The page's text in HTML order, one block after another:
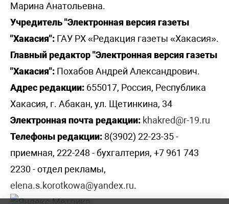
Марина Анатольевна.
Учредитель "Электронная версия газеты
"Хакасия": ГАУ РХ «Редакция газеты «Хакасия».
Главный редактор "Электронная версия газеты
"Хакасия": Похабов Андрей Александрович.
Адрес редакции: 655017, Россия, Республика
Хакасия, г. Абакан, ул. Щетинкина, 34
Электронная почта редакции: khakred@r-19.ru
Телефоны редакции: 8(3902) 22-23-35 -
приемная, 222-248 - бухгалтерия, +7 961 743
2230 - отдел рекламы,
elena.s.korotkowa@yandex.ru.